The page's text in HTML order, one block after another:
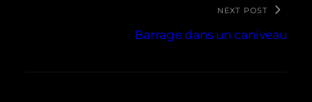
NEXT POST
Barrage dans un caniveau